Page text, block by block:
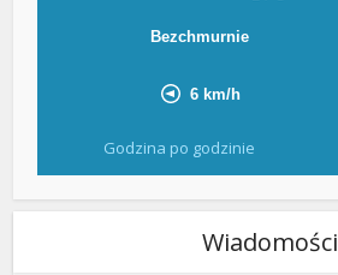
Godzina po godzinie
Wiadomości